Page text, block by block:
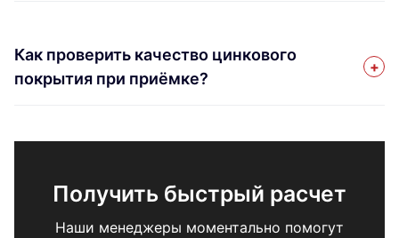
Как проверить качество цинкового
покрытия при приёмке?
Получить быстрый расчет
Наши менеджеры моментально помогут